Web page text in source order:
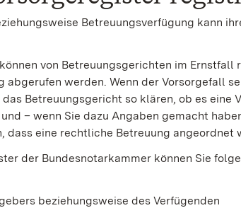
Betreuungsverfügung kann
von Betreuungsgerichten im Ernstfall
abgerufen werden. Wenn der Vorsorgefall
Betreuungsgericht so klären, ob es eine
– wenn Sie dazu Angaben gemacht
dass eine rechtliche Betreuung angeordnet
der Bundesnotarkammer können Sie
beziehungsweise des Verfügenden